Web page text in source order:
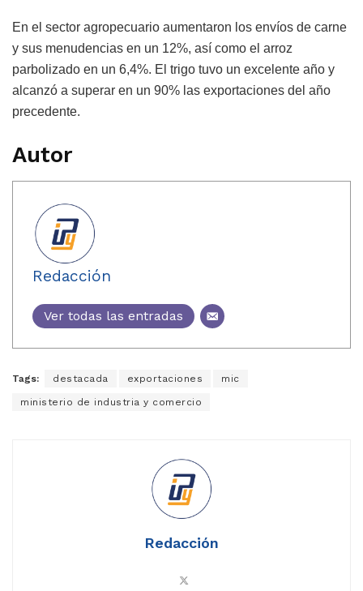
En el sector agropecuario aumentaron los envíos de carne
y sus menudencias en un 12%, así como el arroz
parbolizado en un 6,4%. El trigo tuvo un excelente año y
alcanzó a superar en un 90% las exportaciones del año
precedente.
Autor
Redacción
Ver todas las entradas
Tags: destacada exportaciones mic
ministerio de industria y comercio
Redacción